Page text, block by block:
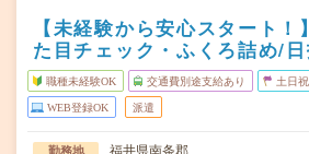
【未経験から安心スタート
た目チェック・ふくろ詰め/
職種未経験OK 交通費別途支給あり 土日
WEB登録OK 派遣
勤務地
福井県南条郡